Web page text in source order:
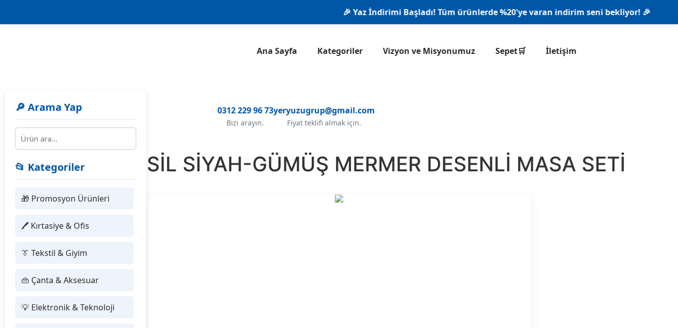
🎉 Yaz İndirimi Başladı! Tüm ürünlerde %20'ye varan indirim seni bekliyor! 🎉
Ana Sayfa Kategoriler Vizyon ve Misyonumuz Sepet🛒 İletişim
0312 229 96 73
Bizi arayın.
yeryuzugrup@gmail.com
Fiyat teklifi almak için.
🔎 Arama Yap
📂 Kategoriler
🎁 Promosyon Ürünleri
🖊 Kırtasiye & Ofis
👔 Tekstil & Giyim
👜 Çanta & Aksesuar
💡 Elektronik & Teknoloji
487834 ASİL SİYAH-GÜMÜŞ MERMER DESENLİ MASA SETİ